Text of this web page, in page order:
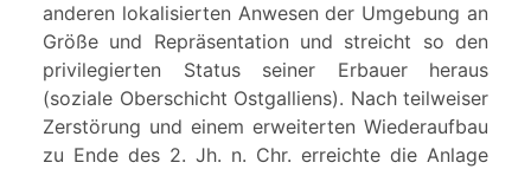
anderen lokalisierten Anwesen der Umgebung an
Größe und Repräsentation und streicht so den
privilegierten Status seiner Erbauer heraus
(soziale Oberschicht Ostgalliens). Nach teilweiser
Zerstörung und einem erweiterten Wiederaufbau
zu Ende des 2. Jh. n. Chr. erreichte die Anlage